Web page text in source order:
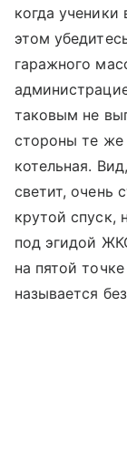
когда
этом
гаражного
таковым не
стороны те же
котельная.
светит, очень
крутой спуск,
под эгидой
на пятой
называется